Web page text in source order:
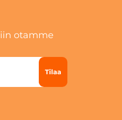
otamme
Tilaa